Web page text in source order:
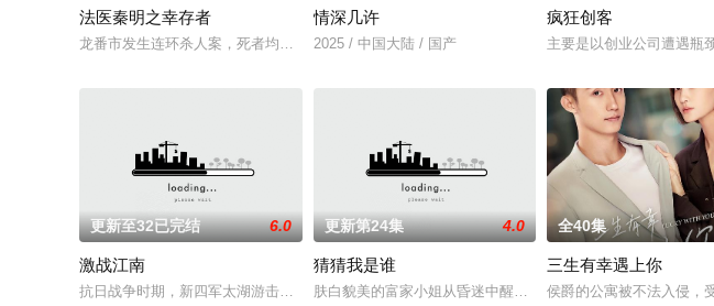
法医秦明之幸存者
龙番市发生连环杀人案，死者均为女性，尸体无一例外的丢失了身体的某一部位。警法五人组不断
情深几许
2025 / 中国大陆 / 国产
疯狂创客
主要是以创业公司遭遇瓶
更新至32已完结 6.0
激战江南
抗日战争时期，新四军太湖游击纵队，发扬中华民族顽强不屈的精神，同敌人展开了争锋相对的斗
更新第24集 4.0
猜猜我是谁
肤白貌美的富家小姐从昏迷中醒来，竟然发现自己被囚禁在一
全40集
三生有幸遇上你
侯爵的公寓被不法入侵，